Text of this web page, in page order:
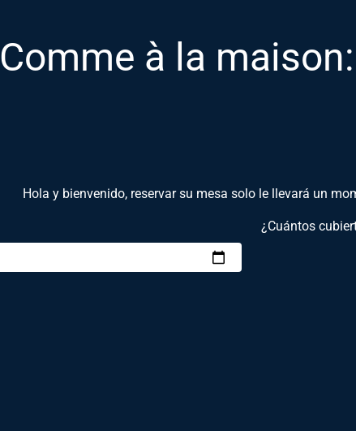
Comme à la
Hola y bienvenido, reservar su mesa solo le llevará un
¿Cuántos